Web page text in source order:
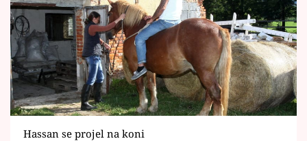
Seriály
Horoskopy
Sledujte prima+
Filmový festival Karlovy Vary
Hassan se projel na koni